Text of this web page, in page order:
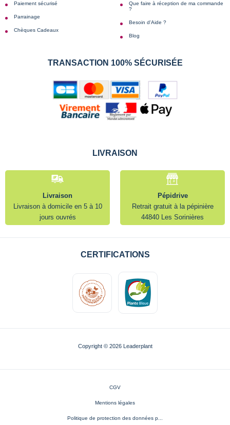
Paiement sécurisé
Parrainage
Chèques Cadeaux
Que faire à réception de ma commande
?
Besoin d'Aide ?
Blog
TRANSACTION 100% SÉCURISÉE
LIVRAISON
Livraison
Livraison à domicile en 5 à 10
jours ouvrés
Pépidrive
Retrait gratuit à la pépinière
44840 Les Sorinières
CERTIFICATIONS
Copyright © 2026 Leaderplant
CGV
Mentions légales
Politique de protection des données p...